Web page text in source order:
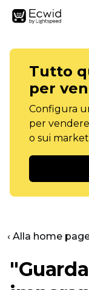
Tutto
per
Configura
per
o sui
‹ Alla home